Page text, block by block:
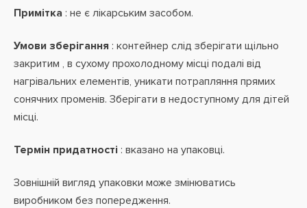
Примітка : не є лікарським засобом.
Умови зберігання : контейнер слід зберігати щільно
закритим , в сухому прохолодному місці подалі від
нагрівальних елементів, уникати потрапляння прямих
сонячних променів. Зберігати в недоступному для дітей
місці.
Термін придатності : вказано на упаковці.
Зовнішній вигляд упаковки може змінюватись
виробником без попередження.